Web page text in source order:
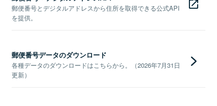
郵便番号とデジタルアドレスから住所を取得できる公式API
を提供。
郵便番号データのダウンロード
各種データのダウンロードはこちらから。（2026年7月31日
更新）